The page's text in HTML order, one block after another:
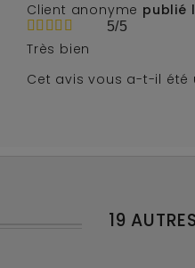
Client anonyme publié
5/5
Très bien
Cet avis vous a-t-il été
19